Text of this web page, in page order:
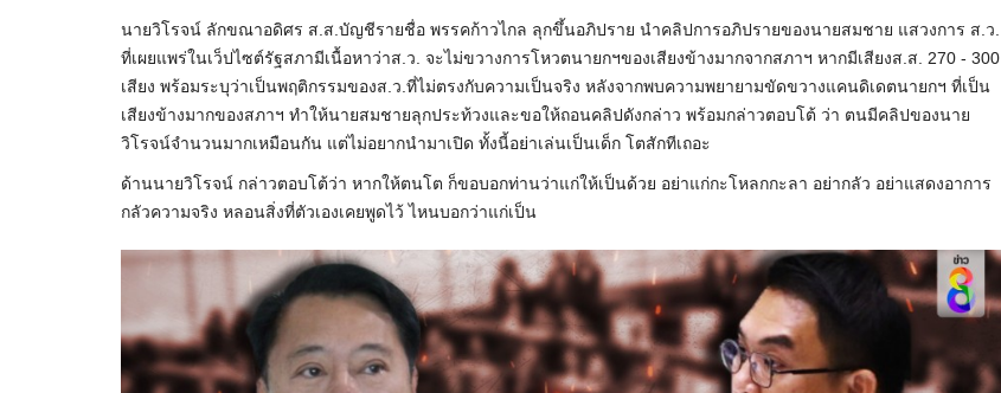
นายวิโรจน์ ลักขณาอดิศร ส.ส.บัญชีรายชื่อ พรรคก้าวไกล ลุกขึ้นอภิปราย นำคลิปการอภิปรายของนายสมชาย แสวงการ ส.ว.
ที่เผยแพร่ในเว็ปไซต์รัฐสภามีเนื้อหาว่าส.ว. จะไม่ขวางการโหวตนายกฯของเสียงข้างมากจากสภาฯ หากมีเสียงส.ส. 270 - 300
เสียง พร้อมระบุว่าเป็นพฤติกรรมของส.ว.ที่ไม่ตรงกับความเป็นจริง หลังจากพบความพยายามขัดขวางแคนดิเดตนายกฯ ที่เป็น
เสียงข้างมากของสภาฯ ทำให้นายสมชายลุกประท้วงและขอให้ถอนคลิปดังกล่าว พร้อมกล่าวตอบโต้ ว่า ตนมีคลิปของนาย
วิโรจน์จำนวนมากเหมือนกัน แต่ไม่อยากนำมาเปิด ทั้งนี้อย่าเล่นเป็นเด็ก โตสักทีเถอะ
ด้านนายวิโรจน์ กล่าวตอบโต้ว่า หากให้ตนโต ก็ขอบอกท่านว่าแก่ให้เป็นด้วย อย่าแก่กะโหลกกะลา อย่ากลัว อย่าแสดงอาการ
กลัวความจริง หลอนสิ่งที่ตัวเองเคยพูดไว้ ไหนบอกว่าแก่เป็น